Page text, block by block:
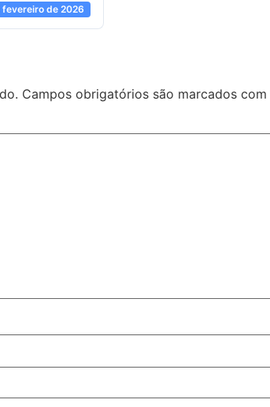
fevereiro de 2026
Campos obrigatórios são marcados com